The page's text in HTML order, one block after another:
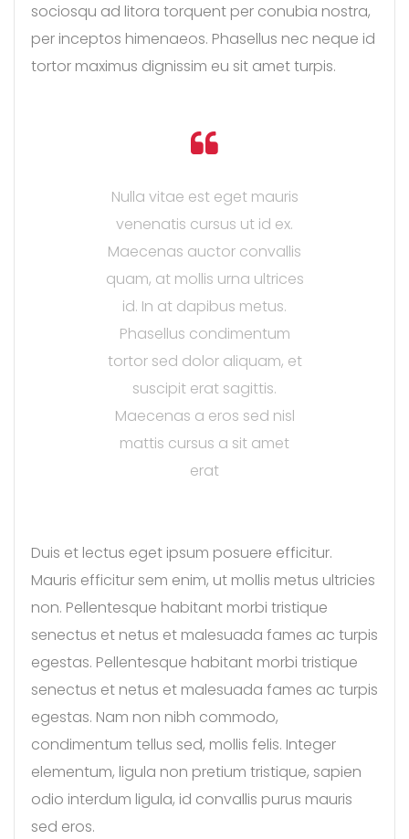
sociosqu ad litora torquent per conubia nostra,
per inceptos himenaeos. Phasellus nec neque id
tortor maximus dignissim eu sit amet turpis.
Nulla vitae est eget mauris
venenatis cursus ut id ex.
Maecenas auctor convallis
quam, at mollis urna ultrices
id. In at dapibus metus.
Phasellus condimentum
tortor sed dolor aliquam, et
suscipit erat sagittis.
Maecenas a eros sed nisl
mattis cursus a sit amet
erat
Duis et lectus eget ipsum posuere efficitur.
Mauris efficitur sem enim, ut mollis metus ultricies
non. Pellentesque habitant morbi tristique
senectus et netus et malesuada fames ac turpis
egestas. Pellentesque habitant morbi tristique
senectus et netus et malesuada fames ac turpis
egestas. Nam non nibh commodo,
condimentum tellus sed, mollis felis. Integer
elementum, ligula non pretium tristique, sapien
odio interdum ligula, id convallis purus mauris
sed eros.